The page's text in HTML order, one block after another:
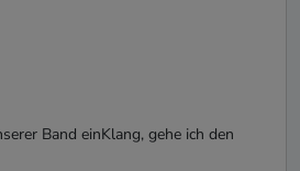
Band einKlang, gehe ich den